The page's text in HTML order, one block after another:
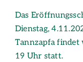
Das
Dienstag,
Tannzapfa findet
19 Uhr statt.